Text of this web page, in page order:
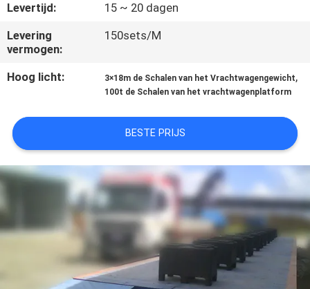
GEVALLEN
VRAAG
EEN
SITEMAP
PRIVACY
POLICY
Levertijd:
15 ~ 20 dagen
Levering
vermogen:
150sets/M
Hoog licht: 3×18m de Schalen van het Vrachtwagengewicht,
100t de Schalen van het vrachtwagenplatform
BESTE PRIJS